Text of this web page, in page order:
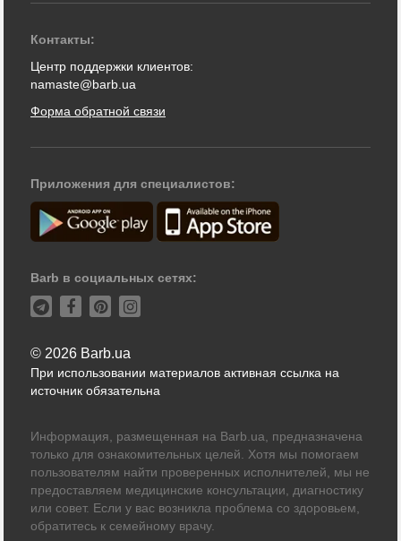
Контакты:
Центр поддержки клиентов:
namaste@barb.ua
Форма обратной связи
Приложения для специалистов:
Barb в социальных сетях:
© 2026 Barb.ua
При использовании материалов активная ссылка на
источник обязательна
Информация, размещенная на Barb.ua, предназначена
только для ознакомительных целей. Хотя мы помогаем
пользователям найти проверенных исполнителей, мы не
предоставляем медицинские консультации, диагностику
или совет. Если у вас возникла проблема со здоровьем,
обратитесь к семейному врачу.